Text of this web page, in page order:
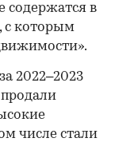
содержатся в
с которым
2022–2023
числе стали